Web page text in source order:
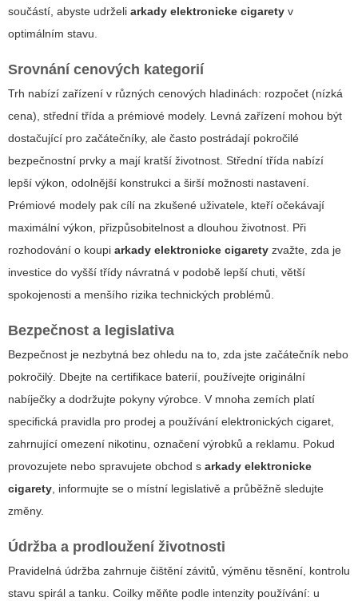
součástí, abyste udrželi arkady elektronicke cigarety v
optimálním stavu.
Srovnání cenových kategorií
Trh nabízí zařízení v různých cenových hladinách: rozpočet (nízká
cena), střední třída a prémiové modely. Levná zařízení mohou být
dostačující pro začátečníky, ale často postrádají pokročilé
bezpečnostní prvky a mají kratší životnost. Střední třída nabízí
lepší výkon, odolnější konstrukci a širší možnosti nastavení.
Prémiové modely pak cílí na zkušené uživatele, kteří očekávají
maximální výkon, přizpůsobitelnost a dlouhou životnost. Při
rozhodování o koupi arkady elektronicke cigarety zvažte, zda je
investice do vyšší třídy návratná v podobě lepší chuti, větší
spokojenosti a menšího rizika technických problémů.
Bezpečnost a legislativa
Bezpečnost je nezbytná bez ohledu na to, zda jste začátečník nebo
pokročilý. Dbejte na certifikace baterií, používejte originální
nabíječky a dodržujte pokyny výrobce. V mnoha zemích platí
specifická pravidla pro prodej a používání elektronických cigaret,
zahrnující omezení nikotinu, označení výrobků a reklamu. Pokud
provozujete nebo spravujete obchod s arkady elektronicke
cigarety, informujte se o místní legislativě a průběžně sledujte
změny.
Údržba a prodloužení životnosti
Pravidelná údržba zahrnuje čištění závitů, výměnu těsnění, kontrolu
stavu spirál a tanku. Coilky měňte podle intenzity používání: u